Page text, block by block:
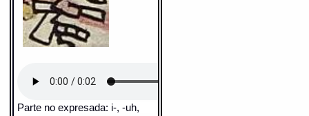
Parte no expresada: i-, -uh,